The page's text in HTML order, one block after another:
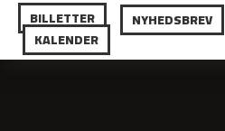
BILLETTER
KALENDER
NYHEDSBREV